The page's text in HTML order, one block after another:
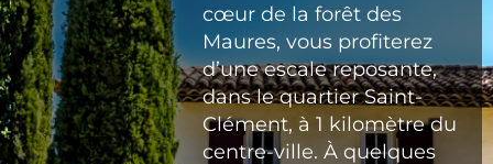
cœur de la forêt des
Maures, vous profiterez
d’une escale reposante,
dans le quartier Saint-
Clément, à 1 kilomètre du
centre-ville. À quelques